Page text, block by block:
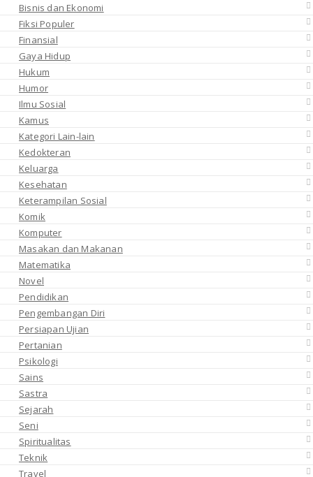
Bisnis dan Ekonomi
Fiksi Populer
Finansial
Gaya Hidup
Hukum
Humor
Ilmu Sosial
Kamus
Kategori Lain-lain
Kedokteran
Keluarga
Kesehatan
Keterampilan Sosial
Komik
Komputer
Masakan dan Makanan
Matematika
Novel
Pendidikan
Pengembangan Diri
Persiapan Ujian
Pertanian
Psikologi
Sains
Sastra
Sejarah
Seni
Spiritualitas
Teknik
Travel